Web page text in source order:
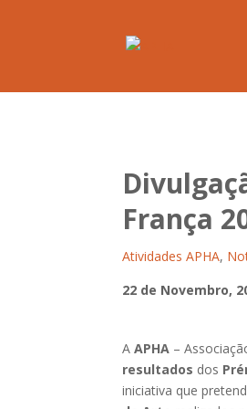
França
Atividades APHA,
22 de Novembro,
AAPHA –
resultados dos
iniciativa que